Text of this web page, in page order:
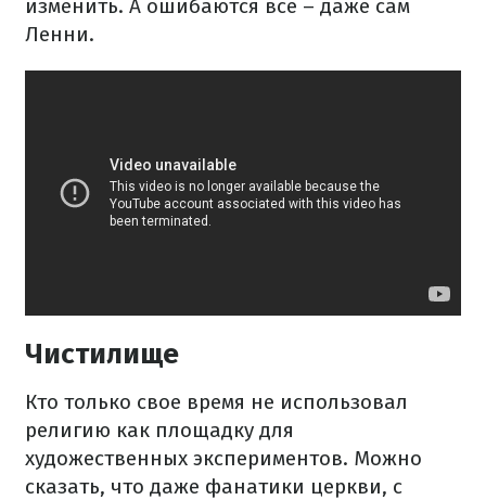
изменить. А ошибаются все – даже сам
Ленни.
Чистилище
Кто только свое время не использовал
религию как площадку для
художественных экспериментов. Можно
сказать, что даже фанатики церкви, с